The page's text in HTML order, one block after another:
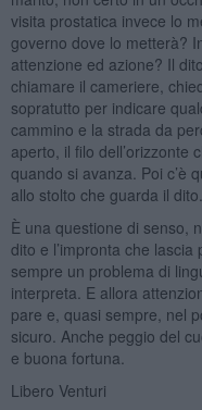
visita prostatica invece lo
governo dove lo metterà?
attenzione ed azione? Il
chiamare il cameriere,
sopratutto per indicare
cammino e la strada da
aperto, il filo dell’orizzonte
quando si avanza. Poi c’è
allo stolto che guarda il dito.
È una questione di senso,
dito e l’impronta che
sempre un problema di
interpreta. E allora
pare e, quasi sempre, nel
sicuro. Anche peggio del
e buona fortuna.
Libero Venturi